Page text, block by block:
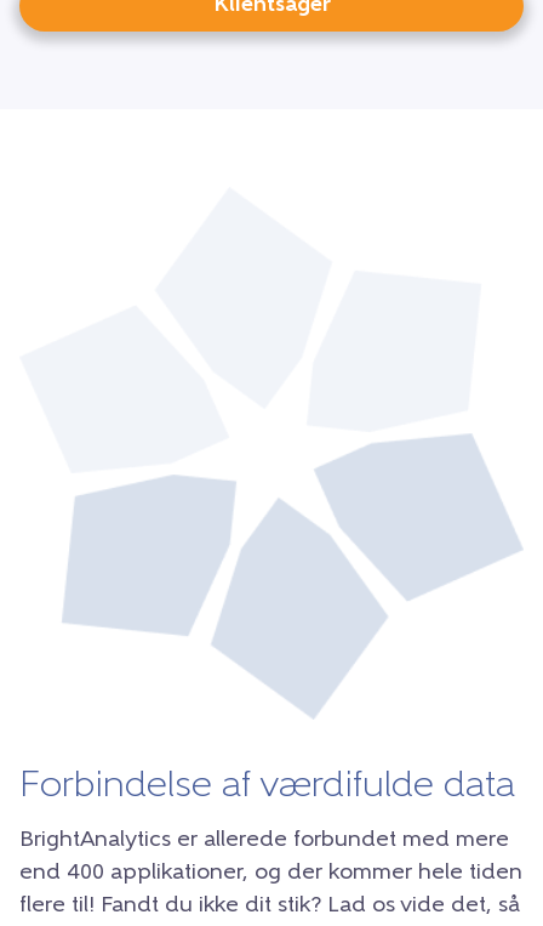
Klientsager
Forbindelse af værdifulde data
BrightAnalytics er allerede forbundet med mere
end 400 applikationer, og der kommer hele tiden
flere til! Fandt du ikke dit stik? Lad os vide det, så